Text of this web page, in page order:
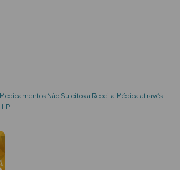
Não Sujeitos a Receita Médica através